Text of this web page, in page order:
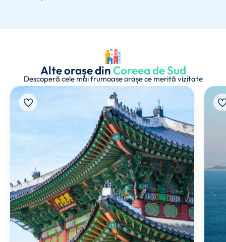
Alte orașe dinCoreea de Sud
Descoperă cele mai frumoase orașe ce merită vizitate